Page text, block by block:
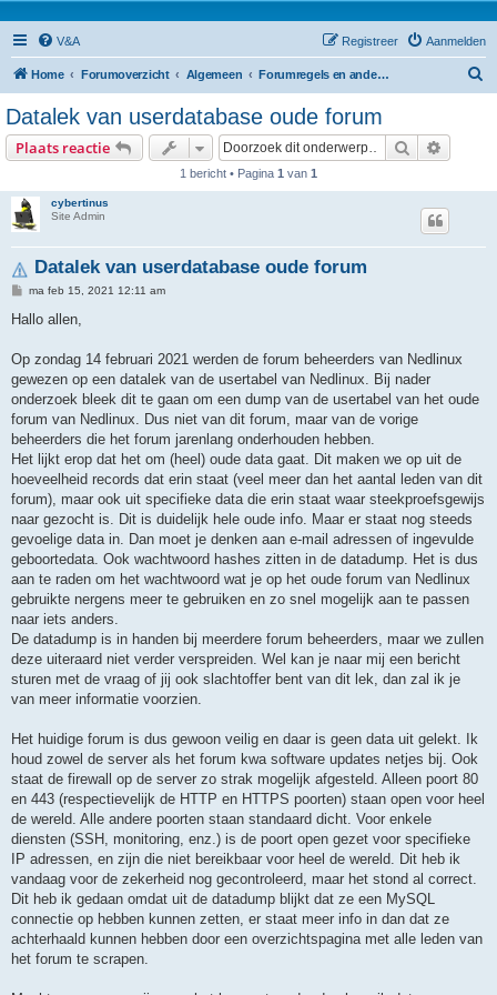
V&A Aanmelden
Registreer
Home Forumoverzicht Algemeen Forumregels en andere vast interessante informatie
Datalek van userdatabase oude forum
Plaats reactie Zoek
1 bericht • Pagina 1 van 1
cybertinus
Site Admin
Datalek van userdatabase oude forum
B
r
h
t
ma feb 15, 2021 12:11 am
Hallo allen,
Op zondag 14 februari 2021 werden de forum beheerders van Nedlinux
gewezen op een datalek van de usertabel van Nedlinux. Bij nader
onderzoek bleek dit te gaan om een dump van de usertabel van het oude
forum van Nedlinux. Dus niet van dit forum, maar van de vorige
beheerders die het forum jarenlang onderhouden hebben.
Het lijkt erop dat het om (heel) oude data gaat. Dit maken we op uit de
hoeveelheid records dat erin staat (veel meer dan het aantal leden van dit
forum), maar ook uit specifieke data die erin staat waar steekproefsgewijs
naar gezocht is. Dit is duidelijk hele oude info. Maar er staat nog steeds
gevoelige data in. Dan moet je denken aan e-mail adressen of ingevulde
geboortedata. Ook wachtwoord hashes zitten in de datadump. Het is dus
aan te raden om het wachtwoord wat je op het oude forum van Nedlinux
gebruikte nergens meer te gebruiken en zo snel mogelijk aan te passen
naar iets anders.
De datadump is in handen bij meerdere forum beheerders, maar we zullen
deze uiteraard niet verder verspreiden. Wel kan je naar mij een bericht
sturen met de vraag of jij ook slachtoffer bent van dit lek, dan zal ik je
van meer informatie voorzien.
Het huidige forum is dus gewoon veilig en daar is geen data uit gelekt. Ik
houd zowel de server als het forum kwa software updates netjes bij. Ook
staat de firewall op de server zo strak mogelijk afgesteld. Alleen poort 80
en 443 (respectievelijk de HTTP en HTTPS poorten) staan open voor heel
de wereld. Alle andere poorten staan standaard dicht. Voor enkele
diensten (SSH, monitoring, enz.) is de poort open gezet voor specifieke
IP adressen, en zijn die niet bereikbaar voor heel de wereld. Dit heb ik
vandaag voor de zekerheid nog gecontroleerd, maar het stond al correct.
Dit heb ik gedaan omdat uit de datadump blijkt dat ze een MySQL
connectie op hebben kunnen zetten, er staat meer info in dan dat ze
achterhaald kunnen hebben door een overzichtspagina met alle leden van
het forum te scrapen.